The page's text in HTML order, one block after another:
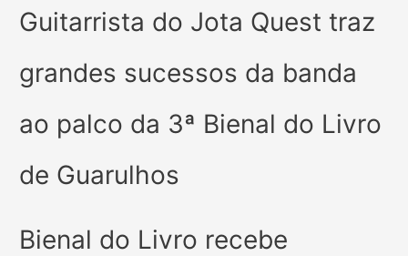
Guitarrista do Jota Quest traz
grandes sucessos da banda
ao palco da 3ª Bienal do Livro
de Guarulhos
Bienal do Livro recebe